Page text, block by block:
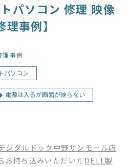
パソコン 修理 映像
事例】
理事例
パソコン
電源は入るが画面が映らない
ジタルドック中野サンモール店
お持ち込みいただいたDELL製